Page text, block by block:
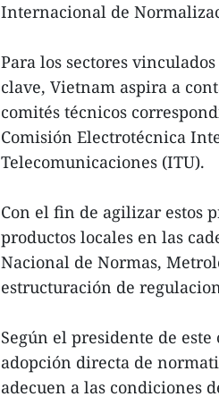
Internacional de
Para los sectores
clave, Vietnam aspira a
comités técnicos
Comisión Electrotécnica
Telecomunicaciones (ITU).
Con el fin de agilizar estos
productos locales en las
Nacional de Normas,
estructuración de
Según el presidente de
adopción directa de
adecuen a las condiciones